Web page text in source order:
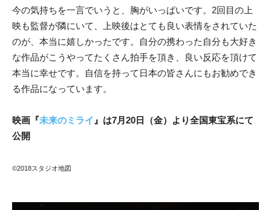
今の気持ちを一言でいうと、胸がいっぱいです。2回目の上
映も監督が隣にいて、上映後はとても良い表情をされていた
のが、本当に嬉しかったです。自分の携わった自分も大好き
な作品がこうやってたくさん拍手を頂き、良い反応を頂けて
本当に幸せです。自信を持って日本の皆さんにもお勧めでき
る作品になっています。
映画『未来のミライ 』は7月20日（金）より全国東宝系にて
公開
©2018スタジオ地図